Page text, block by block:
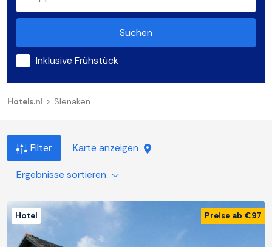
Suchen
Inklusive Frühstück
Hotels.nl Slenaken
Filter Karte anzeigen
Ergebnisse sortieren
Hotel Preise ab €97